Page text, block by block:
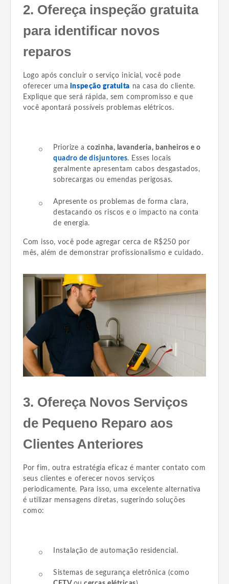
2. Ofereça inspeção gratuita
para identificar novos
reparos
Logo após concluir o serviço inicial, você pode
oferecer uma inspeção gratuita na casa do cliente.
Explique que será rápida, sem compromisso e que
você apontará possíveis problemas elétricos.
Priorize a cozinha, lavanderia, banheiros e o
quadro de disjuntores. Esses locais
geralmente apresentam cabos desgastados,
sobrecargas ou emendas perigosas.
Apresente os problemas de forma clara,
destacando os riscos e o impacto na conta
de energia.
Com isso, você pode agregar cerca de R$250 por
mês, além de demonstrar profissionalismo e cuidado.
3. Ofereça Novos Serviços
de Pequeno Reparo aos
Clientes Anteriores
Por fim, outra estratégia eficaz é manter contato com
seus clientes e oferecer novos serviços
periodicamente. Para isso, uma excelente alternativa
é utilizar mensagens diretas, sugerindo soluções
como:
Instalação de automação residencial.
Sistemas de segurança eletrônica (como